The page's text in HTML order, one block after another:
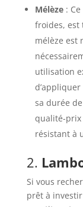
Mélèze: Ce
froides, est
mélèze est
utilisation
sa durée
qualité-prix
résistant à
2.
Si vous
prêt à